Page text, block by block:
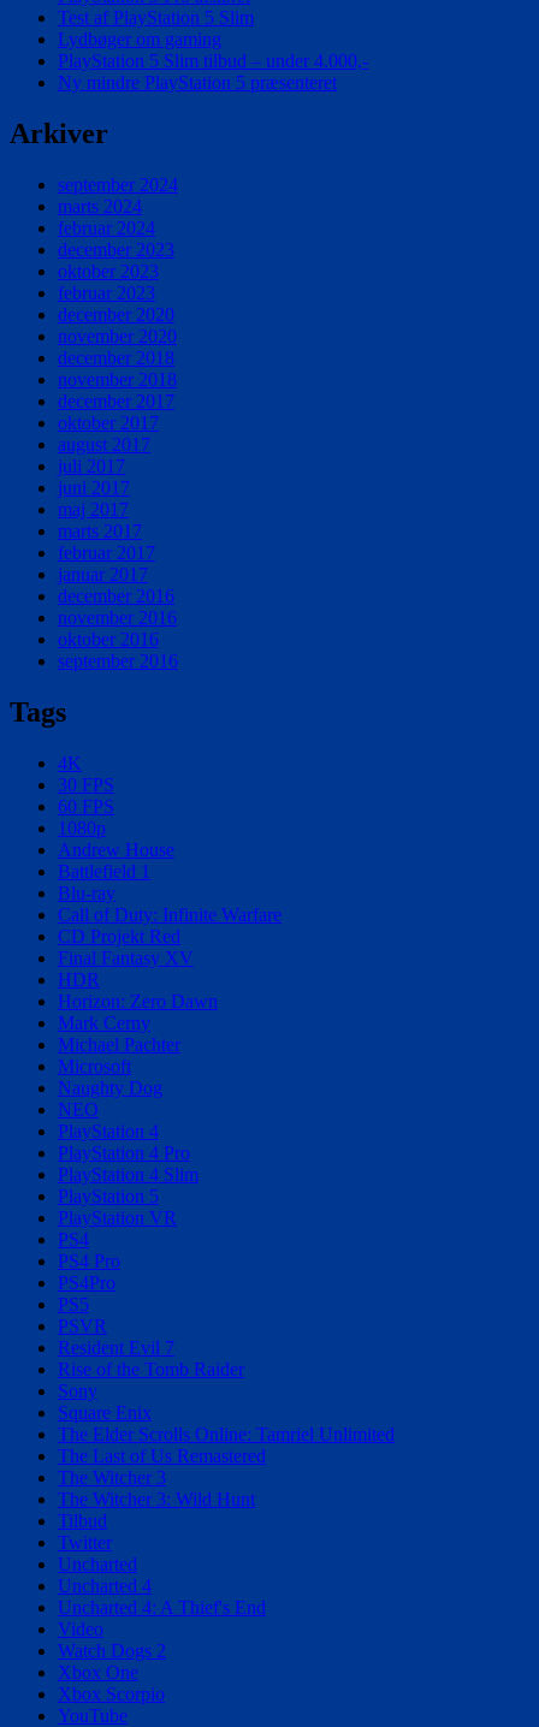
Test af PlayStation 5 Slim
Lydbøger om gaming
PlayStation 5 Slim tilbud – under 4.000,-
Ny mindre PlayStation 5 præsenteret
Arkiver
september 2024
marts 2024
februar 2024
december 2023
oktober 2023
februar 2023
december 2020
november 2020
december 2018
november 2018
december 2017
oktober 2017
august 2017
juli 2017
juni 2017
maj 2017
marts 2017
februar 2017
januar 2017
december 2016
november 2016
oktober 2016
september 2016
Tags
4K
30 FPS
60 FPS
1080p
Andrew House
Battlefield 1
Blu-ray
Call of Duty: Infinite Warfare
CD Projekt Red
Final Fantasy XV
HDR
Horizon: Zero Dawn
Mark Cerny
Michael Pachter
Microsoft
Naughty Dog
NEO
PlayStation 4
PlayStation 4 Pro
PlayStation 4 Slim
PlayStation 5
PlayStation VR
PS4
PS4 Pro
PS4Pro
PS5
PSVR
Resident Evil 7
Rise of the Tomb Raider
Sony
Square Enix
The Elder Scrolls Online: Tamriel Unlimited
The Last of Us Remastered
The Witcher 3
The Witcher 3: Wild Hunt
Tilbud
Twitter
Uncharted
Uncharted 4
Uncharted 4: A Thief's End
Video
Watch Dogs 2
Xbox One
Xbox Scorpio
YouTube